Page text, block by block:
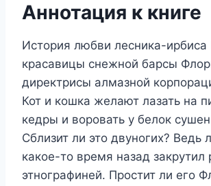
Аннотация к книге
История любви лесника-
красавицы снежной барсы
директрисы алмазной
Кот и кошка желают лазать на
кедры и воровать у белок
Сблизит ли это двуногих? Ведь
какое-то время назад закрутил
этнографиней. Простит ли его